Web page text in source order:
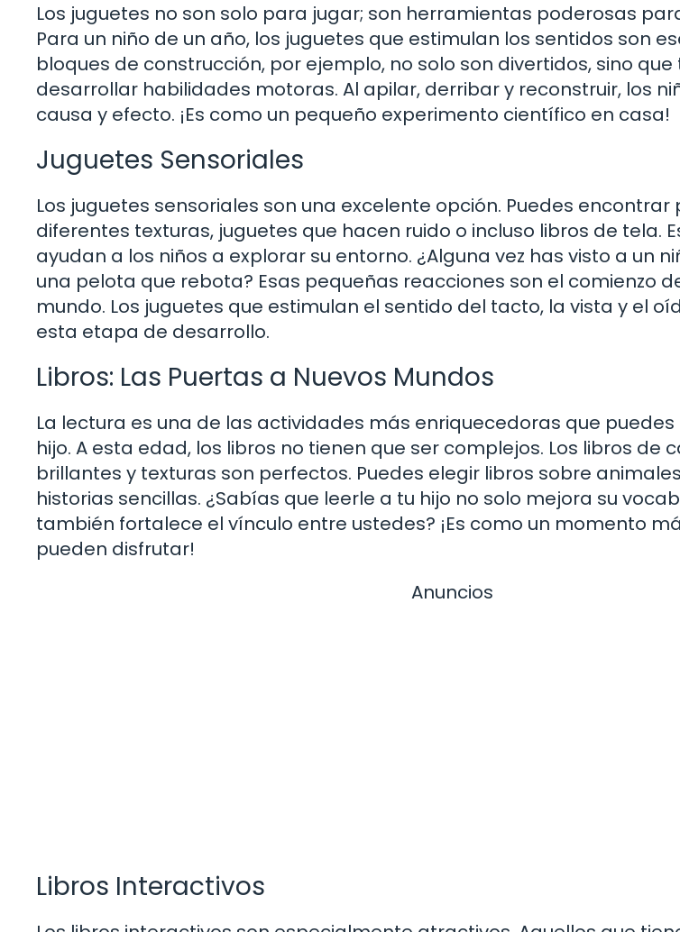
Los juguetes no son solo para jugar; son herramientas poderosas
Para un niño de un año, los juguetes que estimulan los sentidos son
bloques de construcción, por ejemplo, no solo son divertidos, sino
desarrollar habilidades motoras. Al apilar, derribar y reconstruir, los
causa y efecto. ¡Es como un pequeño experimento científico en casa!
Juguetes Sensoriales
Los juguetes sensoriales son una excelente opción. Puedes encontrar
diferentes texturas, juguetes que hacen ruido o incluso libros de tela.
ayudan a los niños a explorar su entorno. ¿Alguna vez has visto a un
una pelota que rebota? Esas pequeñas reacciones son el comienzo
mundo. Los juguetes que estimulan el sentido del tacto, la vista y el
esta etapa de desarrollo.
Libros: Las Puertas a Nuevos Mundos
La lectura es una de las actividades más enriquecedoras que
hijo. A esta edad, los libros no tienen que ser complejos. Los libros de
brillantes y texturas son perfectos. Puedes elegir libros sobre
historias sencillas. ¿Sabías que leerle a tu hijo no solo mejora su
también fortalece el vínculo entre ustedes? ¡Es como un momento
pueden disfrutar!
Anuncios
Libros Interactivos